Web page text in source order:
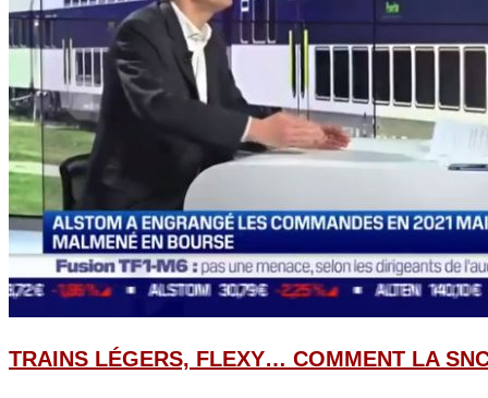
TRAINS LÉGERS, FLEXY… COMMENT LA